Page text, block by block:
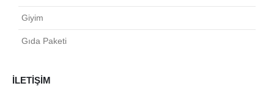
Giyim
Gıda Paketi
İLETIŞIM